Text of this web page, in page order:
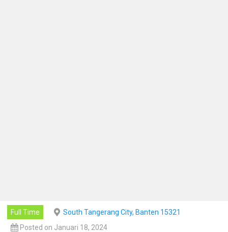
Full Time
South Tangerang City, Banten 15321
Posted on Januari 18, 2024